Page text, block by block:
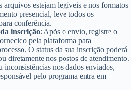
arquivos estejam legíveis e nos formatos
presencial, leve todos os
conferência.
inscrição: Após o envio, registre o
pela plataforma para
O status da sua inscrição poderá
diretamente nos postos de atendimento.
inconsistências nos dados enviados,
pelo programa entra em